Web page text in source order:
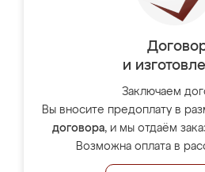
и
Заключаем
Вы вносите предоплату в
договора, и мы отдаём
Возможна оплата в